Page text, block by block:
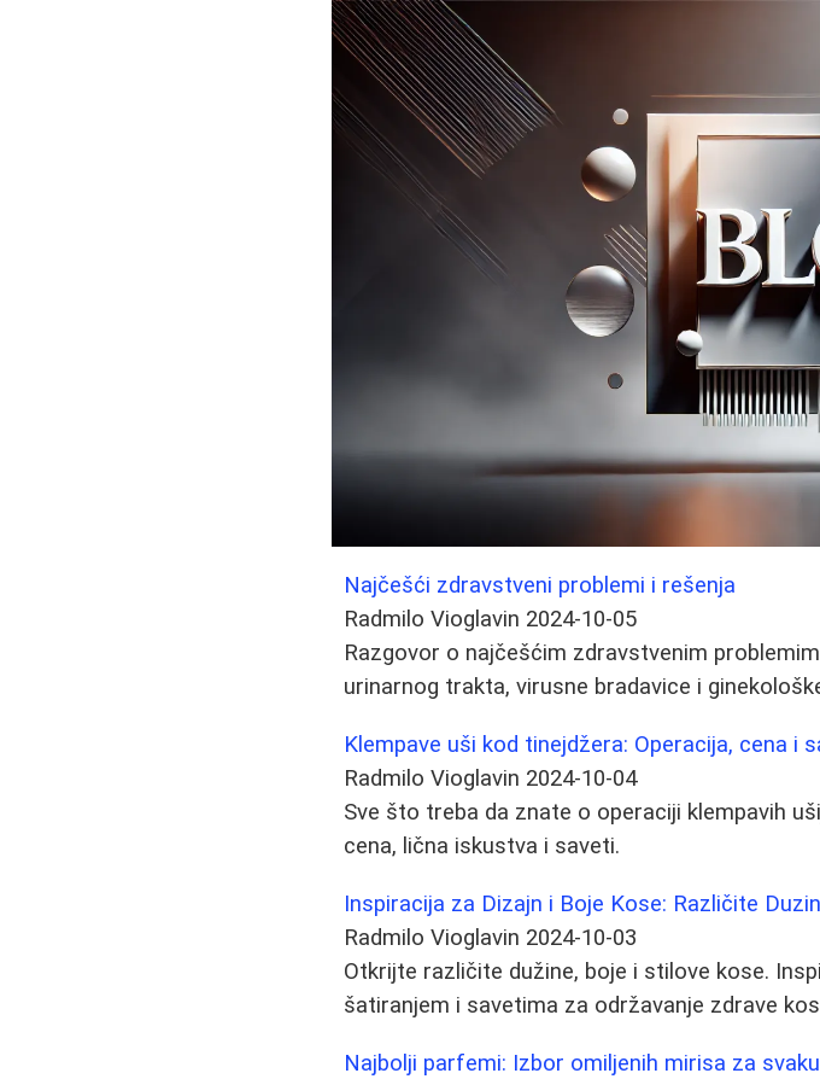
Najčešći zdravstveni problemi i rešenja
Radmilo Vioglavin 2024-10-05
Razgovor o najčešćim zdravstvenim
urinarnog trakta, virusne bradavice i
Klempave uši kod tinejdžera: Operacija, cena i
Radmilo Vioglavin 2024-10-04
Sve što treba da znate o operaciji klempavih
cena, lična iskustva i saveti.
Inspiracija za Dizajn i Boje Kose: Različite
Radmilo Vioglavin 2024-10-03
Otkrijte različite dužine, boje i stilove kose.
šatiranjem i savetima za održavanje zdrave
Najbolji parfemi: Izbor omiljenih mirisa za